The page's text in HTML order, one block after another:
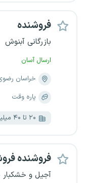
فروشنده
بازرگانی آبنوش
ارسال آسان
خراسان
پاره وقت
۲۰ تا ۴۰ میلیون تومان
فروشنده
آجیل و